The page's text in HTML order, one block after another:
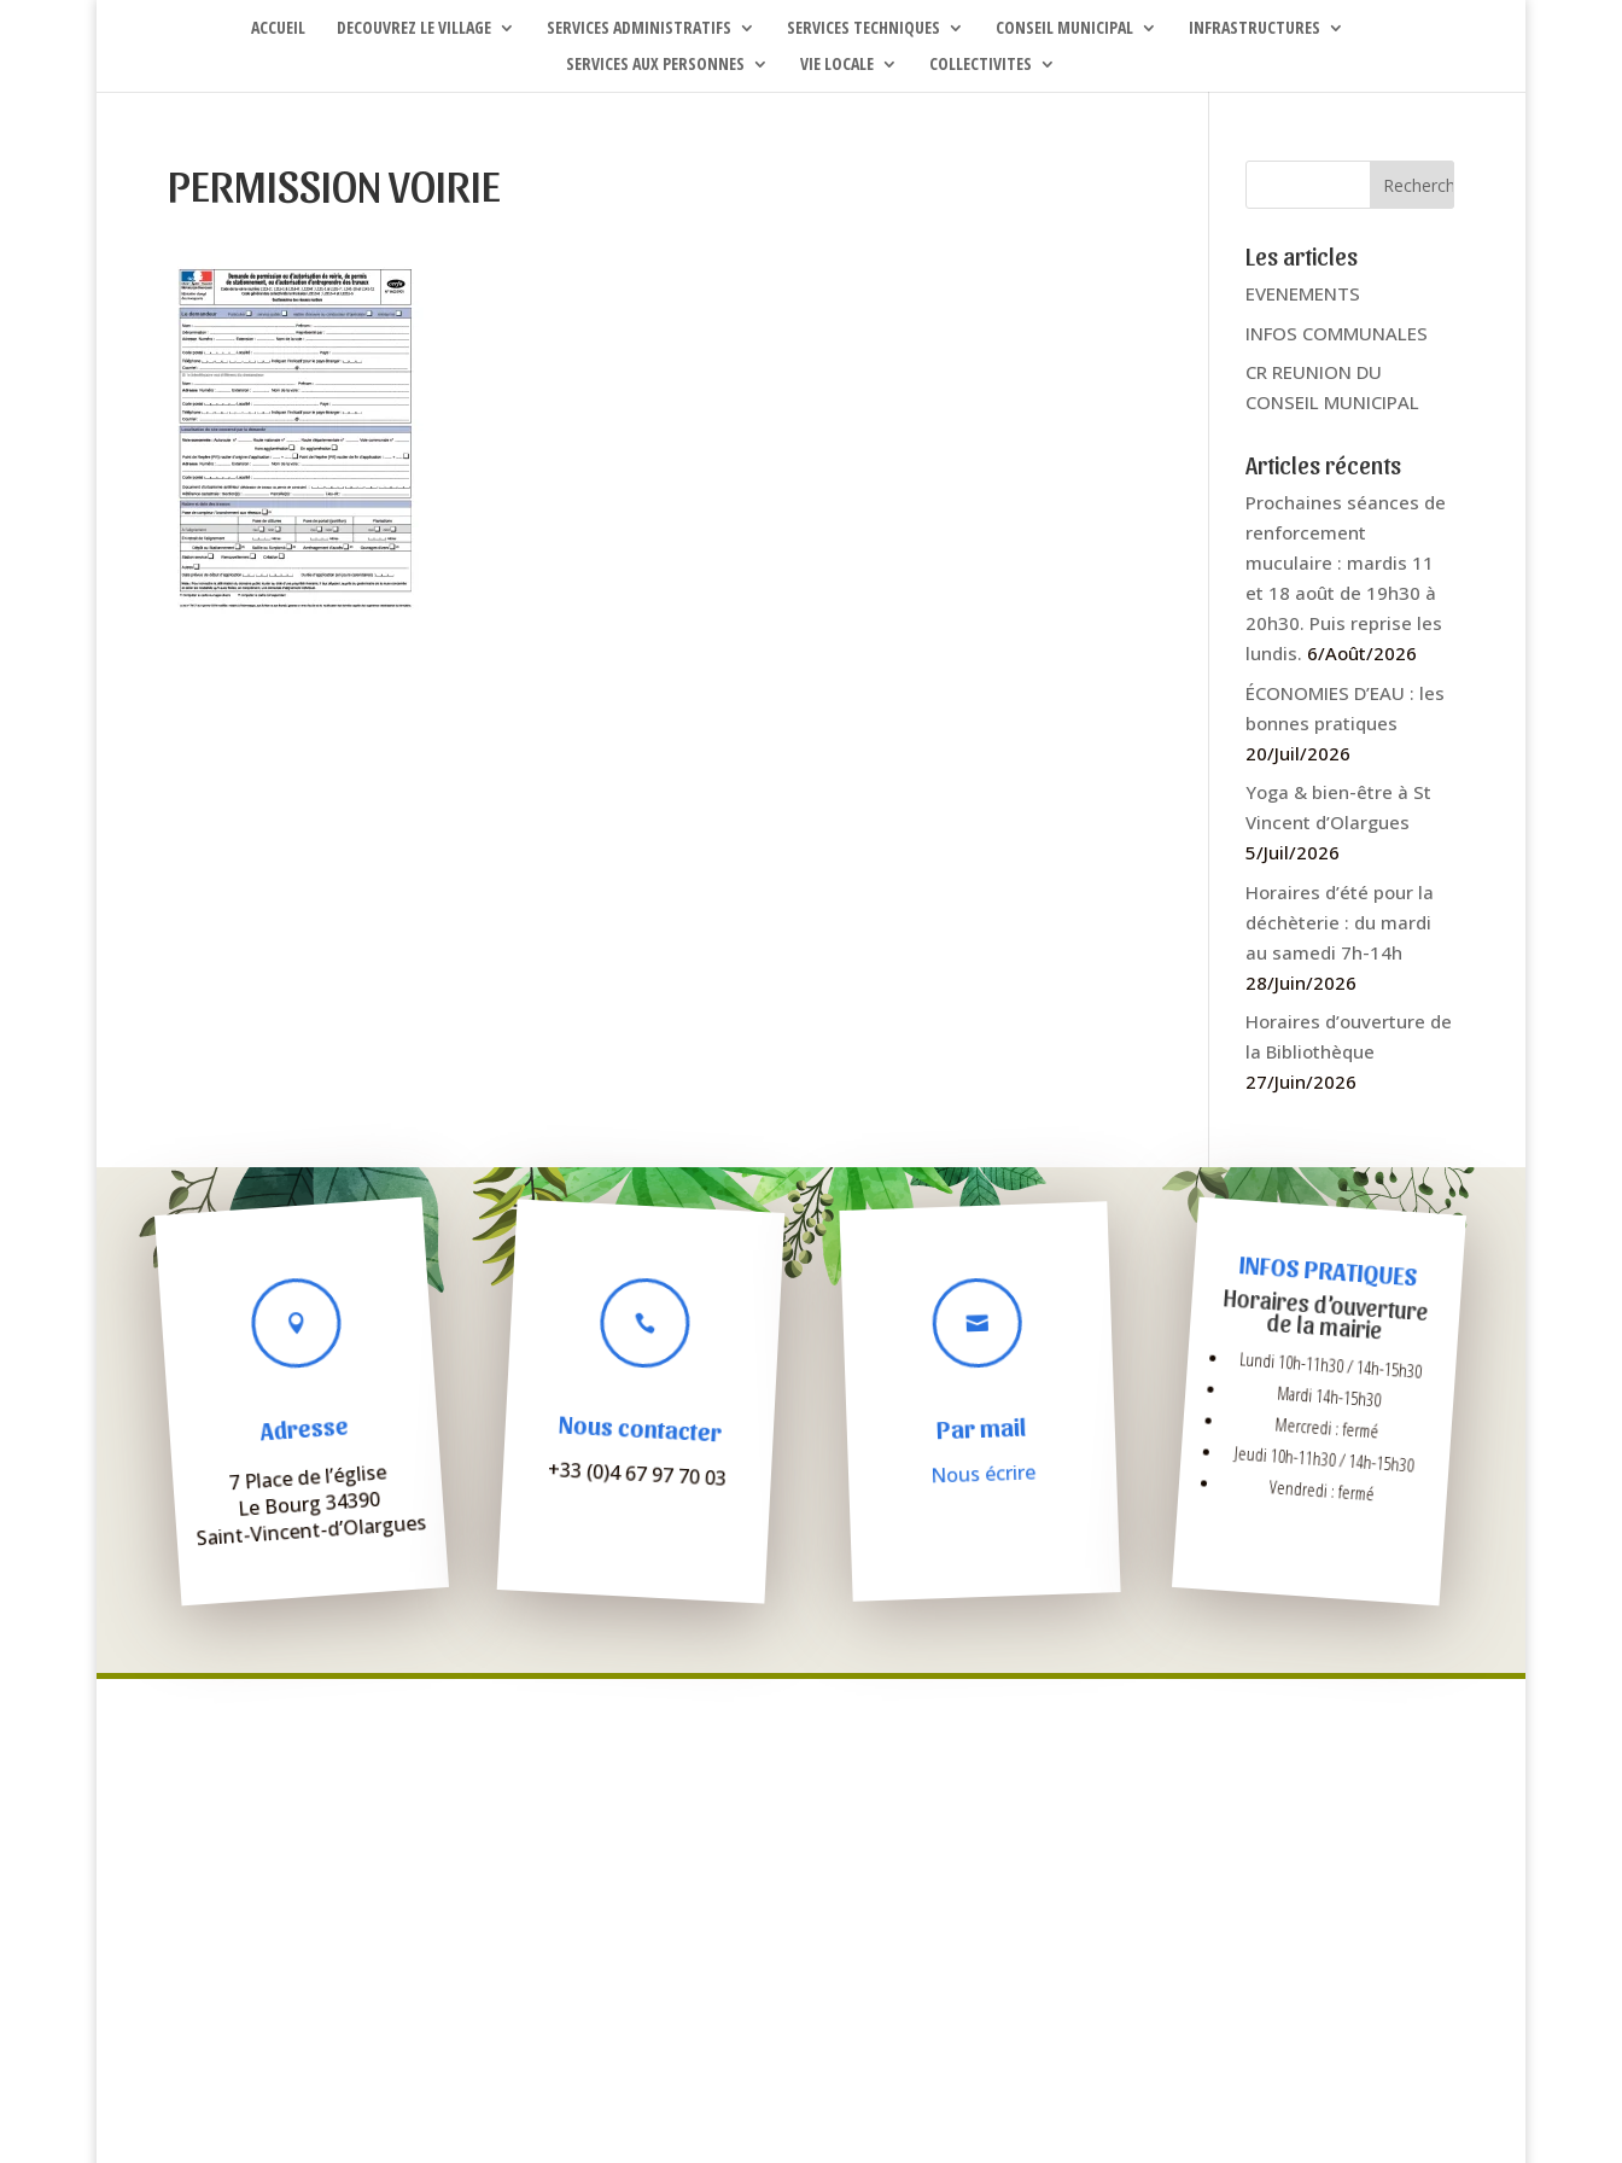
ACCUEIL DECOUVREZ LE VILLAGE SERVICES ADMINISTRATIFS SERVICES TECHNIQUES CONSEIL MUNICIPAL
INFRASTRUCTURES
SERVICES AUX PERSONNES
VIE LOCALE COLLECTIVITES
PERMISSION VOIRIE
Les articles
EVENEMENTS
INFOS COMMUNALES
CR REUNION DU
CONSEIL MUNICIPAL
Articles récents
Prochaines séances de
renforcement
muculaire : mardis 11
et 18 août de 19h30 à
20h30. Puis reprise les
lundis. 6/Août/2026
ÉCONOMIES D’EAU : les
bonnes pratiques
20/Juil/2026
Yoga & bien-être à St
Vincent d’Olargues
5/Juil/2026
Horaires d’été pour la
déchèterie : du mardi
au samedi 7h-14h
28/Juin/2026
Horaires d’ouverture de
la Bibliothèque
27/Juin/2026

Adresse
7 Place de l’église
Le Bourg 34390
Saint-Vincent-d’Olargues

Nous contacter
+33 (0)4 67 97 70 03

Par mail
Nous écrire
INFOS PRATIQUES
Horaires d’ouverture
de la mairie
Lundi 10h-11h30 / 14h-15h30
Mardi 14h-15h30
Mercredi : fermé
Jeudi 10h-11h30 / 14h-15h30
Vendredi : fermé